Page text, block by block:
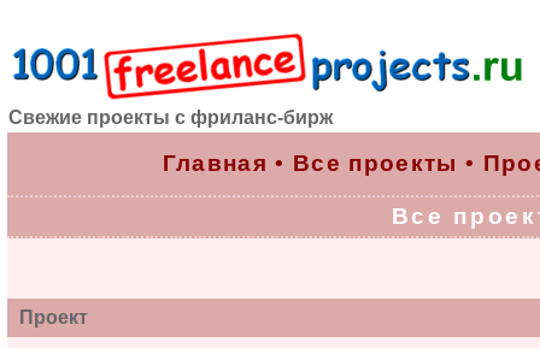
Свежие проекты с фриланс-бирж
Главная • Все проекты •
Все
Проект